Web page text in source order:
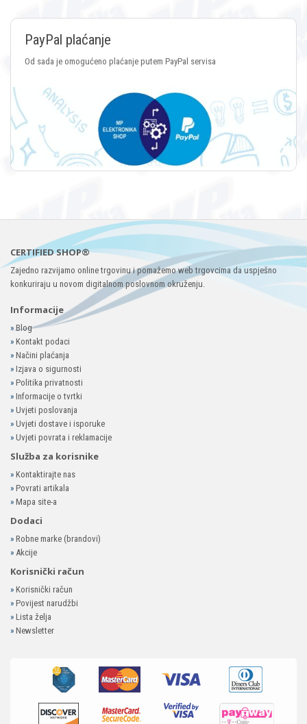
putem PayPal servisa Plaćanje putem svih vrsta
CERTIFIED SHOP®
Zajedno razvijamo online trgovinu i pomažemo web trgovcima da uspješno
konkuriraju u novom digitalnom poslovnom okruženju.
Informacije
»Blog
» Kontakt podaci
» Načini plaćanja
» Izjava o sigurnosti
» Politika privatnosti
» Informacije o tvrtki
» Uvjeti poslovanja
» Uvjeti dostave i isporuke
» Uvjeti povrata i reklamacije
Služba za korisnike
» Kontaktirajte nas
» Povrati artikala
» Mapa site-a
Dodaci
» Robne marke (brandovi)
» Akcije
Korisnički račun
» Korisnički račun
» Povijest narudžbi
» Lista želja
» Newsletter